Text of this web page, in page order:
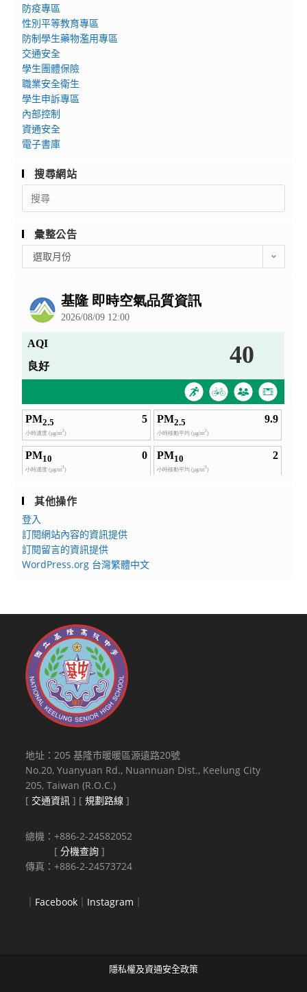
防疫專區
性別平等教育專區
防制學生藥物濫用專區
交通安全
學生團體保險
職業安全衛生
學生申訴專區
內部控制
資通安全
電子書庫
搜尋網站
Search
for:
彙整公告
整
選取月份
其他操作
登入
訂閱網站內容的資訊提供
訂閱留言的資訊提供
WordPress.org 台灣繁體中文
地址：205 基隆市暖暖區源遠路20號
No.20, Yuanyuan Rd., Nuannuan Dist., Keelung City
205, Taiwan (R.O.C.)
[ 交通資訊 ] [規劃路線 ]
總機：+886-2-24582052
[分機查詢 ]
傳真：+886-2-24573724
｜ Facebook ｜ Instagram ｜
隱私權及資通安全政策